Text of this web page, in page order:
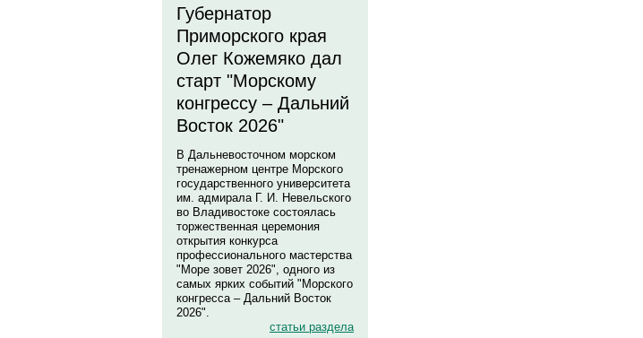
Губернатор
Приморского края
Олег Кожемяко дал
старт "Морскому
конгрессу – Дальний
Восток 2026"
В Дальневосточном морском
тренажерном центре Морского
государственного университета
им. адмирала Г. И. Невельского
во Владивостоке состоялась
торжественная церемония
открытия конкурса
профессионального мастерства
"Море зовет 2026", одного из
самых ярких событий "Морского
конгресса – Дальний Восток
2026".
статьи раздела